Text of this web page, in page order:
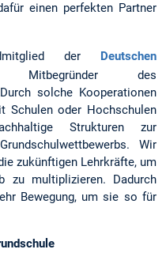
einen perfekten Partner
der Deutschen
des
solche Kooperationen
Schulen oder Hochschulen
Strukturen zur
Wir
zukünftigen Lehrkräfte, um
zu multiplizieren. Dadurch
Bewegung, um sie so für